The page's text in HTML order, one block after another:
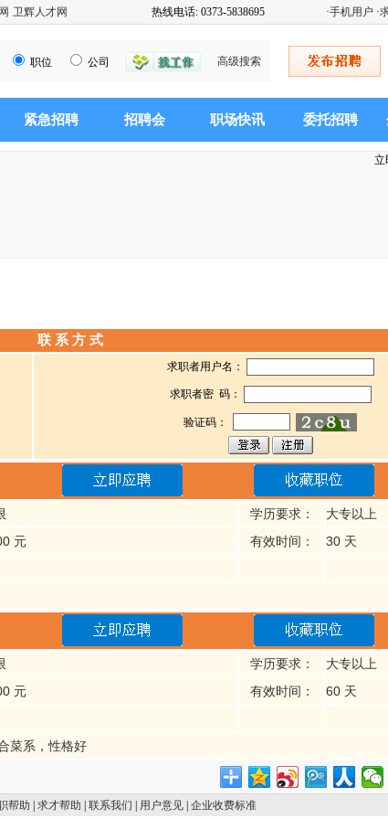
卫辉人才网 热线电话: 0373-5838695 ·手机用户 ·
职位 公司 高级搜索
紧急招聘 招聘会 职场快讯 委托招聘
立
联 系 方 式
求职者用户名：
求职者密 码：
验证码：
学历要求：
大专以上
元 有效时间：
30 天
学历要求：
大专以上
元 有效时间：
60 天
菜系，性格好
帮助 求才帮助 联系我们 用户意见 企业收费标准